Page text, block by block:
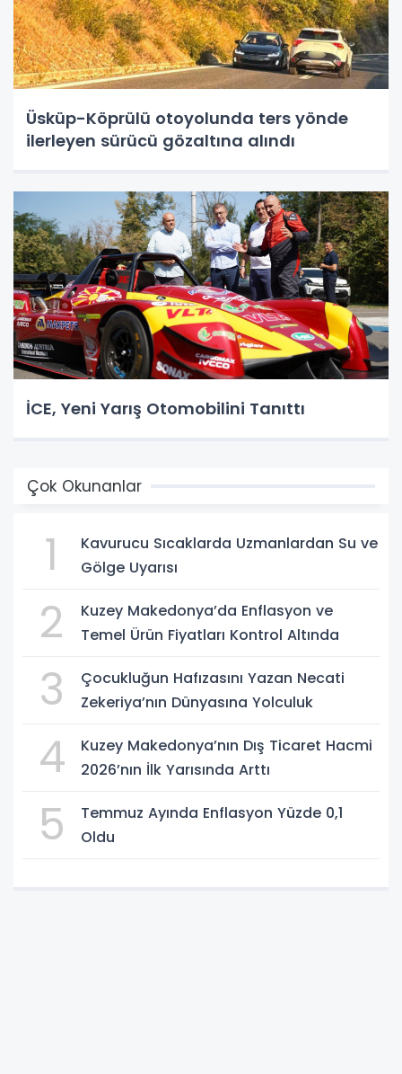
Üsküp-Köprülü otoyolunda ters yönde
ilerleyen sürücü gözaltına alındı
İCE, Yeni Yarış Otomobilini Tanıttı
Çok Okunanlar
1
Kavurucu Sıcaklarda Uzmanlardan Su ve
Gölge Uyarısı
2
Kuzey Makedonya’da Enflasyon ve
Temel Ürün Fiyatları Kontrol Altında
3
Çocukluğun Hafızasını Yazan Necati
Zekeriya’nın Dünyasına Yolculuk
4
Kuzey Makedonya’nın Dış Ticaret Hacmi
2026’nın İlk Yarısında Arttı
5
Temmuz Ayında Enflasyon Yüzde 0,1
Oldu